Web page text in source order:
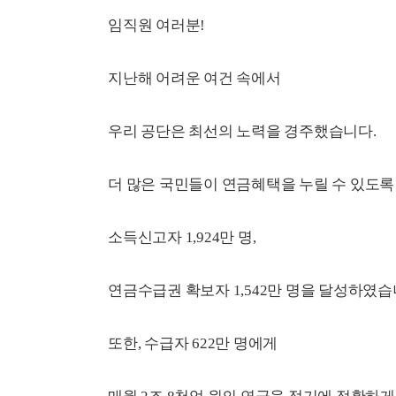
임직원 여러분!
지난해 어려운 여건 속에서
우리 공단은 최선의 노력을 경주했습니다.
더 많은 국민들이 연금혜택을 누릴 수 있도
소득신고자 1,924만 명,
연금수급권 확보자 1,542만 명을 달성하였습
또한, 수급자 622만 명에게